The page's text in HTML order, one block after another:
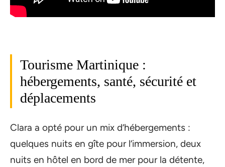
Tourisme Martinique :
hébergements, santé, sécurité et
déplacements
Clara a opté pour un mix d’hébergements :
quelques nuits en gîte pour l’immersion, deux
nuits en hôtel en bord de mer pour la détente,